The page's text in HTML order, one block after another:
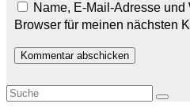
Name, E-Mail-Adresse
Browser für meinen nächsten